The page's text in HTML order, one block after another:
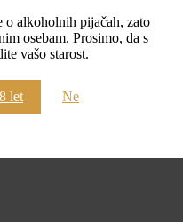
o alkoholnih pijačah, zato
osebam. Prosimo, da s
vašo starost.
let Ne